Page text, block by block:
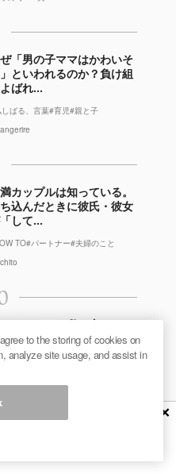
「男の子ママはかわいそ
といわれるのか？負け組
ばれ...
ばる、言葉#育児#親と子
カップルは知っている。
込んだときに彼氏・彼女
して...
TO#パートナー#夫婦のこと
くいかない私の恋
“交際経験なし”の女性に
た苦悩と...
グル
×
to the storing of cookies on
analyze site usage, and assist in